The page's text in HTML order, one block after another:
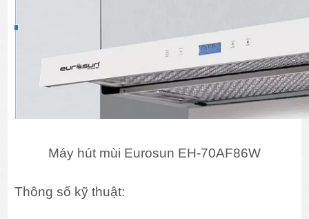
Máy hút mùi Eurosun EH-70AF86W
Thông số kỹ thuật: